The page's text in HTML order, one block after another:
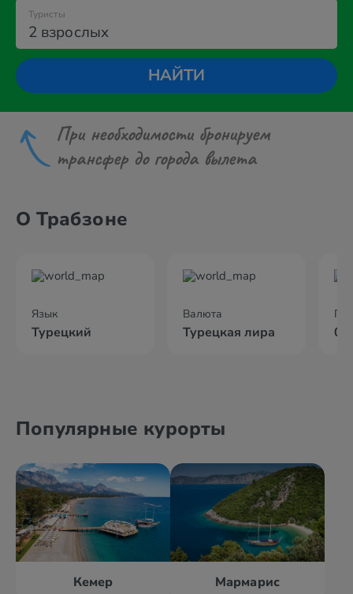
2 взрослых
Туристы
НАЙТИ
При необходимости бронируем
трансфер до города вылета
О Трабзоне
Язык
Турецкий
Валюта
Турецкая лира
Популярные курорты
Кемер Мармарис